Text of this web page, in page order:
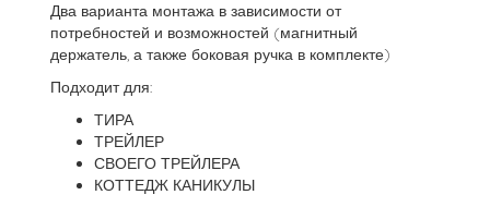
Два варианта монтажа в зависимости от
потребностей и возможностей (магнитный
держатель, а также боковая ручка в комплекте)
Подходит для:
ТИРА
ТРЕЙЛЕР
СВОЕГО ТРЕЙЛЕРА
КОТТЕДЖ КАНИКУЛЫ